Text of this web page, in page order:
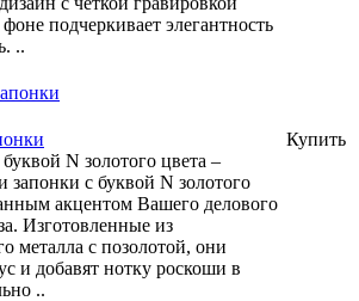
подчеркивает элегантность
..
N золотого цвета –
запонки с буквой N золотого
акцентом Вашего делового
Изготовленные из
металла с позолотой, они
и добавят нотку роскоши в
..
Купить